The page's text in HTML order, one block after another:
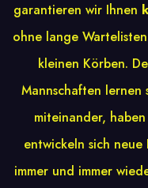
garantieren wir Ihnen
ohne lange
kleinen Körben.
Mannschaften lernen
miteinander,
entwickeln sich
immer und immer